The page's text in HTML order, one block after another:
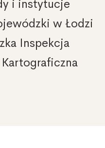
i instytucje
w Łodzi
Inspekcja